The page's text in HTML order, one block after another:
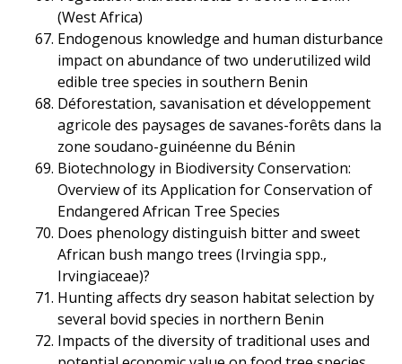
(West Africa)
Endogenous knowledge and human disturbance
impact on abundance of two underutilized wild
edible tree species in southern Benin
Déforestation, savanisation et développement
agricole des paysages de savanes-forêts dans la
zone soudano-guinéenne du Bénin
Biotechnology in Biodiversity Conservation:
Overview of its Application for Conservation of
Endangered African Tree Species
Does phenology distinguish bitter and sweet
African bush mango trees (Irvingia spp.,
Irvingiaceae)?
Hunting affects dry season habitat selection by
several bovid species in northern Benin
Impacts of the diversity of traditional uses and